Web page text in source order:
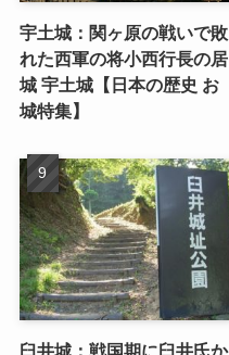
宇土城：関ヶ原の戦いで敗
れた西軍の将小西行長の居
城 宇土城【日本の歴史 お
城特集】
臼井城：戦国期に臼井氏か